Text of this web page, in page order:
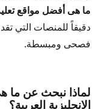
ما هى أفضل مواقع تعليم
دقيقاً للمنصات التي
فصحى ومبسطة.
لماذا نبحث عن ما
الانجليزية العربية؟